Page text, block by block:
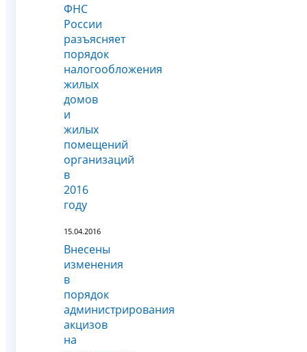
ФНС
России
разъясняет
порядок
налогообложения
жилых
домов
и
жилых
помещений
организаций
в
2016
году
15.04.2016
Внесены
изменения
в
порядок
администрирования
акцизов
на